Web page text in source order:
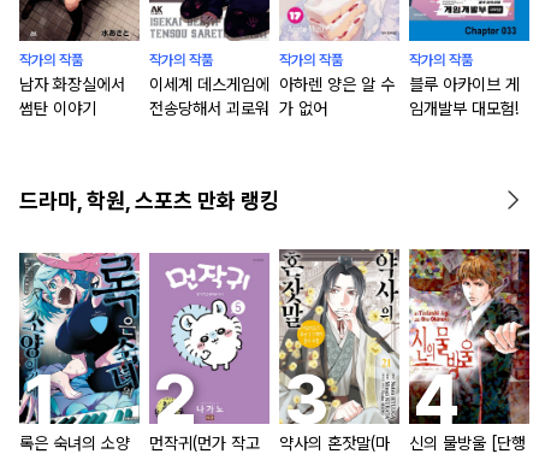
작가의 작품
남자 화장실에서
썸탄 이야기
작가의 작품
이세계 데스게임에
전송당해서 괴로워
작가의 작품
아하렌 양은 알 수
가 없어
작가의 작품
블루 아카이브 게
임개발부 대모험!
드라마, 학원, 스포츠 만화 랭킹
록은 숙녀의 소양
먼작귀(먼가 작고
약사의 혼잣말(마
신의 물방울 [단행